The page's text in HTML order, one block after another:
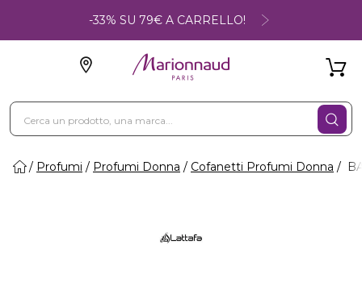
-33% SU 79€ A CARRELLO!
Profumi Profumi Donna Cofanetti Profumi Donna